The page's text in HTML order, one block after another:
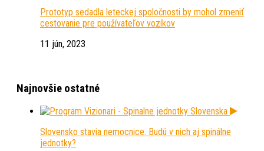
Prototyp sedadla leteckej spoločnosti by mohol zmeniť
cestovanie pre používateľov vozíkov
11 jún, 2023
Najnovšie ostatné
Slovensko stavia nemocnice. Budú v nich aj spinálne
jednotky?